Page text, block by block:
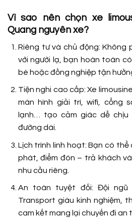
Vì sao nên chọn xe
Quang nguyên xe?
Riêng tư và chủ động: Không
với người lạ, bạn hoàn toàn
bè hoặc đồng nghiệp tận
Tiện nghi cao cấp: Xe
màn hình giải trí, wifi, cổng
lạnh… tạo cảm giác dễ chịu
đường dài.
Lịch trình linh hoạt: Bạn có
phát, điểm đón – trả khách
nhu cầu riêng.
An toàn tuyệt đối: Đội ngũ
Transport giàu kinh nghiệm,
cam kết mang lại chuyến đi an